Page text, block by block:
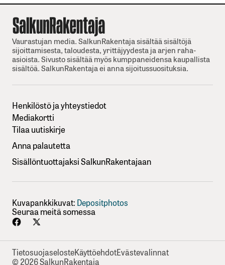
Vaurastujan media. SalkunRakentaja sisältää sisältöjä
sijoittamisesta, taloudesta, yrittäjyydesta ja arjen raha-
asioista. Sivusto sisältää myös kumppaneidensa kaupallista
sisältöä. SalkunRakentaja ei anna sijoitussuosituksia.
Henkilöstö ja yhteystiedot
Mediakortti
Tilaa uutiskirje
Anna palautetta
Sisällöntuottajaksi SalkunRakentajaan
Kuvapankkikuvat: Depositphotos
Seuraa meitä somessa
TietosuojaselosteKäyttöehdotEvästevalinnat
© 2026 SalkunRakentaja